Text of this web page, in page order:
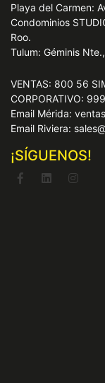
Playa del Carmen:
Condominios
Roo.
Tulum: Géminis
VENTAS: 800 56
CORPORATIVO:
Email Mérida:
Email Riviera:
¡SÍGUENOS!